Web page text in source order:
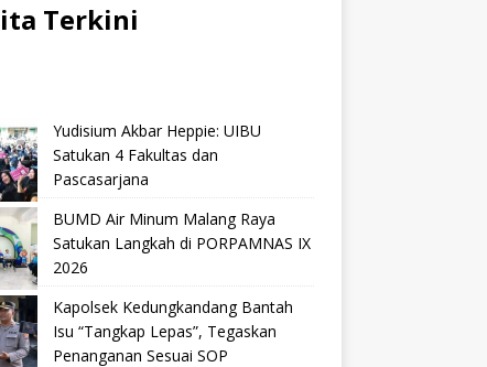
Terkini
Yudisium Akbar Heppie: UIBU
Satukan 4 Fakultas dan
Pascasarjana
BUMD Air Minum Malang Raya
Satukan Langkah di PORPAMNAS IX
2026
Kapolsek Kedungkandang Bantah
Isu “Tangkap Lepas”, Tegaskan
Penanganan Sesuai SOP